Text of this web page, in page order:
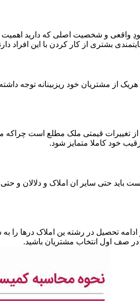
و شخصیت اصلی که دارید اهمیت
بشتری از کار کردن با این افراد
از مشتریان خود ریزبینانه توجه
از تغییرات قیمتی ملک مطلع است
خود کاملا متمایز شود.
باید حتی سایر ان املاک و دلالان و
تحصیل در رشته ین املاک درها را
صف اول انتخاب مشتریان باشید.